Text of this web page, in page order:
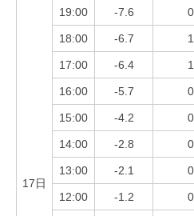
17日
19:00 -7.6
18:00 -6.7
17:00 -6.4
16:00 -5.7
15:00 -4.2
14:00 -2.8
13:00 -2.1
12:00 -1.2